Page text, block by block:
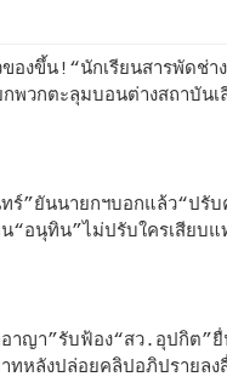
องขึ้น!“นักเรียนสารพัดช่า
พวกตะลุมบอนต่างสถาบัน
ร์”ยันนายกฯบอกแล้ว“ปรั
“อนุทิน”ไม่ปรับใครเสียบ
าญา”รับฟ้อง“สว.อุปกิต”
ทหลังปล่อยคลิปอภิปรายลง